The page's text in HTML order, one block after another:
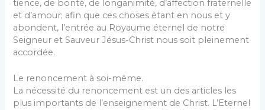
tience, de bonté, de longanimité, d’affection fraternelle
et d’amour; afin que ces choses étant en nous et y
abondent, l’entrée au Royaume éternel de notre
Seigneur et Sauveur Jésus-Christ nous soit pleinement
accordée.
Le renoncement à soi-même.
La nécessité du renoncement est un des articles les
plus importants de l’enseignement de Christ. L’Eternel